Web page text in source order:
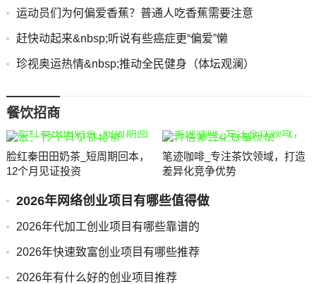
运动员们为何偏爱香蕉？普通人吃香蕉需要注意
赶快动起来&nbsp;听说有些癌症更“偏爱”懒
珍视奥运热情&nbsp;推动全民健身（体坛观澜）
餐饮招商
脸红秦田田奶茶_短周期回本，
12个月见证投资
笔迹咖啡_专注茶饮领域，打造
差异化竞争优势
2026年网络创业项目有哪些值得做
2026年代加工创业项目有哪些靠谱的
2026年快速致富创业项目有哪些推荐
2026年有什么好的创业项目推荐